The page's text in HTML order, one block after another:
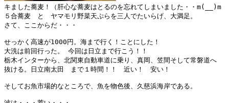
キました蕎麦！（肝心な蕎麦はとるのを忘れてしまいました・・m(__)m
５合蕎麦　と　ヤマモリ野菜天ぷらを三人でたいらげ、大満足。
さて、ここからだ・・・
せっかく高速が1000円。海まで行く！ことにした！
大洗は前回行った。 今回は日立まで行こう！！
栃木インターから、北関東自動車道に乗り、真岡、笠間そして常磐道へ
抜ける。日立南太田　まで１時間！！　近い！　安い！
そしてお魚市場的なところで、魚を物色後、久慈浜海岸である。